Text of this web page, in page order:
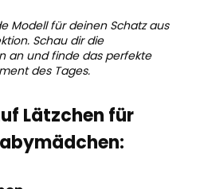
Modell für deinen Schatz aus
Schau dir die
an und finde das perfekte
des Tages.
Lätzchen für